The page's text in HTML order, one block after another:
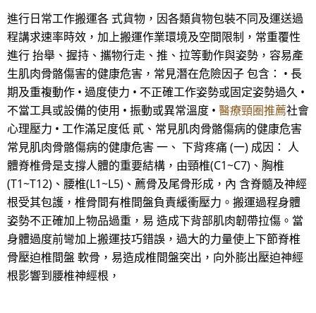
進行日常工作搬運各 式貨物，因各類貨物包裝不同及運送過
程講求速率時效，加上搬運作業環境及空間限制，常重覆性
進行 抬舉、握持、攜物行走、推、拉等動作與姿勢，容易產
生肌肉骨骼傷害的健康危害，常見潛在危險因子 包含： • 長
期及重複動作 • 過度使力 • 不正確工作姿勢或固定姿勢過久 •
不當工具或設備的使用 • 振動或異常溫度 • 醫療頸圈推薦社會
心理壓力 • 工作滿足度低 貳、常見肌肉骨骼傷病的健康危害
常見肌肉骨骼傷病的健康危害 一、 下背疼痛 (一) 成因： 人
體脊椎骨是支撐人體的重要結構，由頸椎(C1~C7)、胸椎
(T1~T12)、腰椎(L1~L5)、薦骨及尾骨形成，內 含脊髓及神經
根受其包護，椎骨間有椎間盤負責緩衝壓力。搬運過程身體
姿勢不正確加上物品過重，易 造成下背部肌肉韌帶拉傷。當
身體過度前彎加上搬運技巧錯誤，過大的力量使上下節脊椎
骨壓迫椎間盤 軟骨，易造成椎間盤突出，向外膨出壓迫神經
根影響到腰椎神經根，